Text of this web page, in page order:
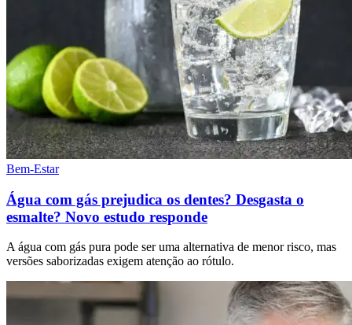
Bem-Estar
Água com gás prejudica os dentes? Desgasta o
esmalte? Novo estudo responde
A água com gás pura pode ser uma alternativa de menor risco, mas
versões saborizadas exigem atenção ao rótulo.